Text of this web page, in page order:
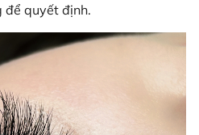
để quyết định.